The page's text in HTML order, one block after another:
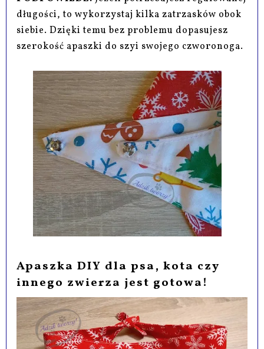
długości, to wykorzystaj kilka zatrzasków obok
siebie. Dzięki temu bez problemu dopasujesz
szerokość apaszki do szyi swojego czworonoga.
Apaszka DIY dla psa, kota czy
innego zwierza jest gotowa!